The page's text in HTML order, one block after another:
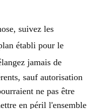
suivez les
établi pour le
jamais de
sauf autorisation
ne pas être
en péril l'ensemble